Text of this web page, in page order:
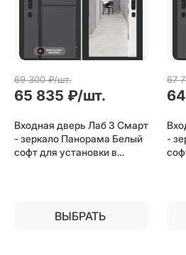
69 300 ₽/шт.
65 835 ₽/шт.
Входная дверь Лаб 3 Смарт
- зеркало Панорама Белый
софт для установки в
ВЫБРАТЬ
67
-